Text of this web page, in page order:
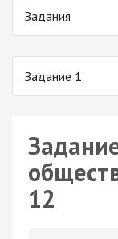
Задания
Задание 1
12